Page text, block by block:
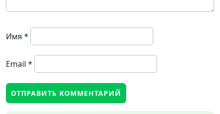
Имя *
Email *